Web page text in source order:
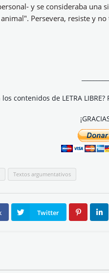
y se consideraba una
Persevera, resiste y
los contenidos de LETRA
Textos argumentativos
Twitter